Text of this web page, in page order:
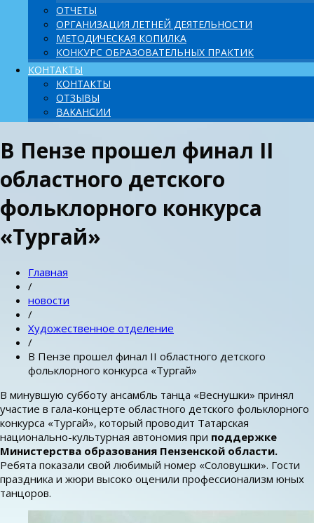
ОТЧЕТЫ
ОРГАНИЗАЦИЯ ЛЕТНЕЙ ДЕЯТЕЛЬНОСТИ
МЕТОДИЧЕСКАЯ КОПИЛКА
КОНКУРС ОБРАЗОВАТЕЛЬНЫХ ПРАКТИК
КОНТАКТЫ
КОНТАКТЫ
ОТЗЫВЫ
ВАКАНСИИ
В Пензе прошел финал II
областного детского
фольклорного конкурса
«Тургай»
Главная
/
новости
/
Художественное отделение
/
В Пензе прошел финал II областного детского
фольклорного конкурса «Тургай»
В минувшую субботу ансамбль танца «Веснушки» принял
участие в гала-концерте областного детского фольклорного
конкурса «Тургай», который проводит Татарская
национально-культурная автономия при поддержке
Министерства образования Пензенской области.
Ребята показали свой любимый номер «Соловушки». Гости
праздника и жюри высоко оценили профессионализм юных
танцоров.